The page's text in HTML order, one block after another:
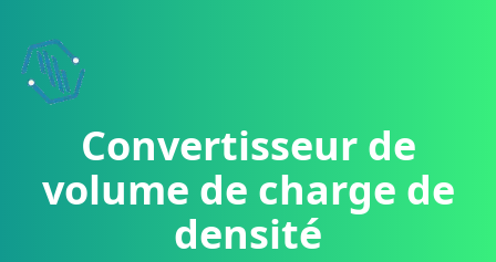
Convertisseur de
volume de charge de
densité